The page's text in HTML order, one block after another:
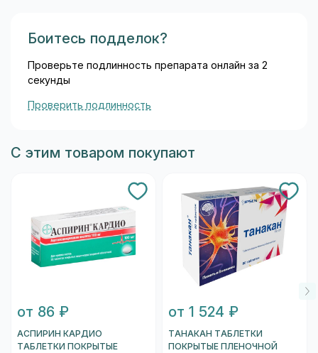
Боитесь подделок?
Проверьте подлинность препарата онлайн за 2
секунды
Проверить подлинность
С этим товаром покупают
от 86 ₽
АСПИРИН КАРДИО
ТАБЛЕТКИ ПОКРЫТЫЕ
от 1 524 ₽
ТАНАКАН ТАБЛЕТКИ
ПОКРЫТЫЕ ПЛЕНОЧНОЙ